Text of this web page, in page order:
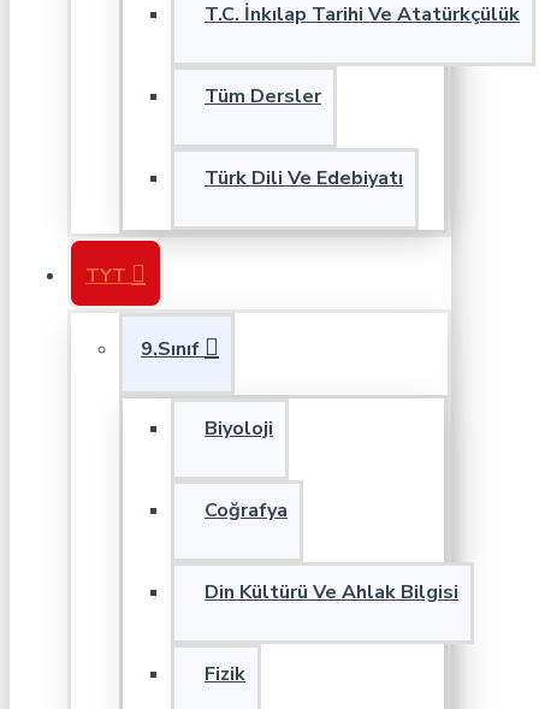
T.C. İnkılap Tarihi Ve Atatürkçülük
Tüm Dersler
Türk Dili Ve Edebiyatı
TYT
9.Sınıf
Biyoloji
Coğrafya
Din Kültürü Ve Ahlak Bilgisi
Fizik